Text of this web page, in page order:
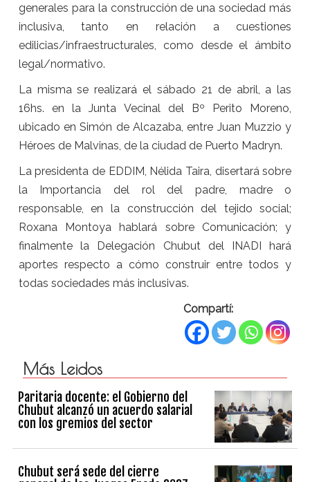
generales para la construcción de una sociedad más
inclusiva, tanto en relación a cuestiones
edilicias/infraestructurales, como desde el ámbito
legal/normativo.
La misma se realizará el sábado 21 de abril, a las
16hs. en la Junta Vecinal del Bº Perito Moreno,
ubicado en Simón de Alcazaba, entre Juan Muzzio y
Héroes de Malvinas, de la ciudad de Puerto Madryn.
La presidenta de EDDIM, Nélida Taira, disertará sobre
la Importancia del rol del padre, madre o
responsable, en la construcción del tejido social;
Roxana Montoya hablará sobre Comunicación; y
finalmente la Delegación Chubut del INADI hará
aportes respecto a cómo construir entre todos y
todas sociedades más inclusivas.
Compartí:
Más Leidos
Paritaria docente: el Gobierno del
Chubut alcanzó un acuerdo salarial
con los gremios del sector
Chubut será sede del cierre